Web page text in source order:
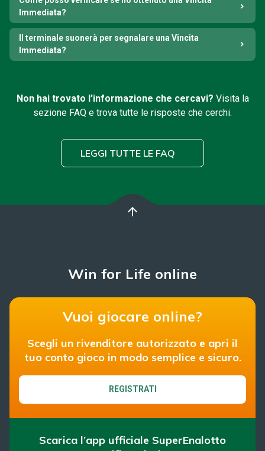
Immediata?
Il terminale suonerà per segnalare una Vincita
Immediata?
Non hai trovato l’informazione che cercavi? Visita la
sezione FAQ e trova tutte le risposte che cerchi.
LEGGI TUTTE LE FAQ
arrow_upward
Win for Life online
Vuoi giocare online?
Scegli un rivenditore autorizzato e apri il
tuo conto gioco in modo semplice e sicuro.
REGISTRATI
Scarica l’app ufficiale SuperEnalotto